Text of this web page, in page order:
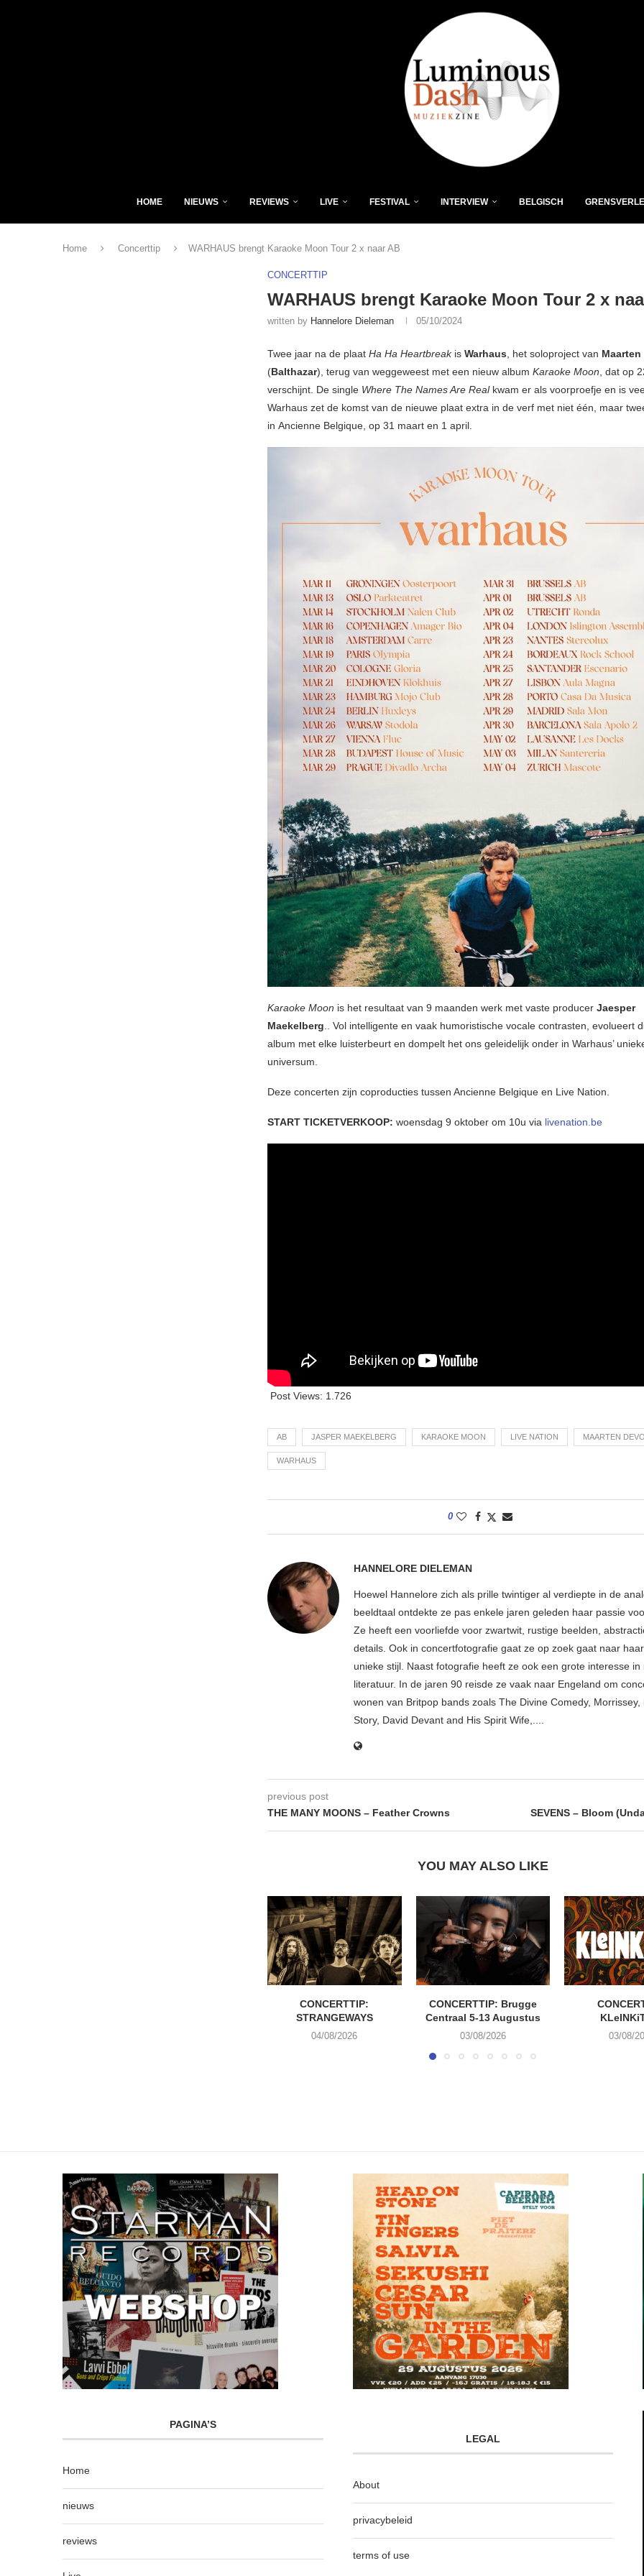
HOME NIEUWS REVIEWS LIVE FESTIVAL INTERVIEW BELGISCH
Home Concerttip WARHAUS brengt Karaoke Moon Tour 2 x naar AB
CONCERTTIP
WARHAUS brengt Karaoke Moon Tour 2 x
written by Hannelore Dieleman 05/10/2024
Twee jaar na de plaat Ha Ha Heartbreakis Warhaus, het soloproject van
(Balthazar), terug van weggeweest met een nieuw album Karaoke Moon, dat op
verschijnt. De single Where The Names Are Realkwam er als voorproefje en is
Warhaus zet de komst van de nieuwe plaat extra in de verf met niet één, maar
in Ancienne Belgique, op 31 maart en 1 april. ​
Karaoke Moon is het resultaat van 9 maanden werk met vaste producer Jaesper
Maekelberg .. Vol intelligente en vaak humoristische vocale contrasten, evolueert
album met elke luisterbeurt en dompelt het ons geleidelijk onder in Warhaus’
universum.
Deze concerten zijn coproducties tussen Ancienne Belgique en Live Nation.
START TICKETVERKOOP: woensdag 9 oktober om 10u via livenation.be
Post Views: 1.726
AB JASPER MAEKELBERG KARAOKE MOON LIVE NATION MAARTEN
WARHAUS
0
HANNELORE DIELEMAN
Hoewel Hannelore zich als prille twintiger al verdiepte in de
beeldtaal ontdekte ze pas enkele jaren geleden haar passie
Ze heeft een voorliefde voor zwartwit, rustige beelden,
details. Ook in concertfotografie gaat ze op zoek gaat naar haar
unieke stijl. Naast fotografie heeft ze ook een grote interesse in
literatuur. In de jaren 90 reisde ze vaak naar Engeland om
wonen van Britpop bands zoals The Divine Comedy, Morrissey,
Story, David Devant and His Spirit Wife,....
previous post
THE MANY MOONS – Feather Crowns
SEVENS – Bloom
YOU MAY ALSO LIKE
CONCERTTIP:
STRANGEWAYS
04/08/2026
CONCERTTIP: Brugge
Centraal 5-13 Augustus
03/08/2026 03/08/
PAGINA’S
Home
nieuws
reviews
LEGAL
About
privacybeleid
terms of use